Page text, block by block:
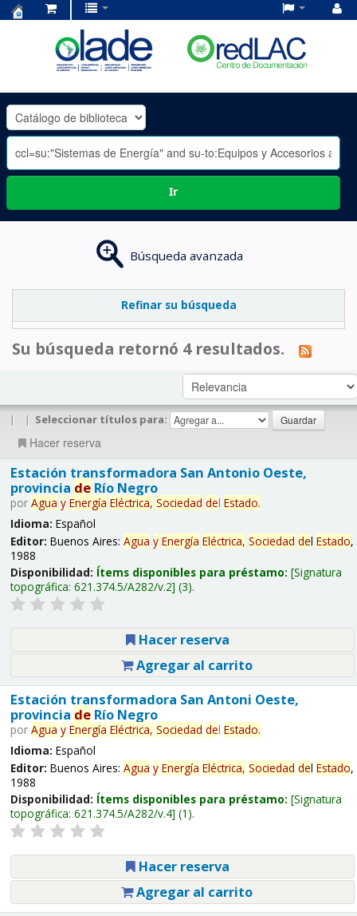
OLADE
-
Ir
Búsqueda avanzada
Refinar su búsqueda
Su búsqueda retornó 4 resultados.
| | Seleccionar títulos para:
Hacer reserva
Estación transformadora San Antonio Oeste,
provincia deRío Negro
por Agua y Energía Eléctrica, Sociedad del Estado.
Idioma: Español
Editor: Buenos Aires: Agua y Energía Eléctrica, Sociedad del Estado,
1988
Disponibilidad: Ítems disponibles para préstamo: Signatura
topográfica: 621.374.5/A282/v.2 (3).
Hacer reserva
Agregar al carrito
Estación transformadora San Antoni Oeste,
provincia deRío Negro
por Agua y Energía Eléctrica, Sociedad del Estado.
Idioma: Español
Editor: Buenos Aires: Agua y Energía Eléctrica, Sociedad del Estado,
1988
Disponibilidad: Ítems disponibles para préstamo: Signatura
topográfica: 621.374.5/A282/v.4 (1).
Hacer reserva
Agregar al carrito